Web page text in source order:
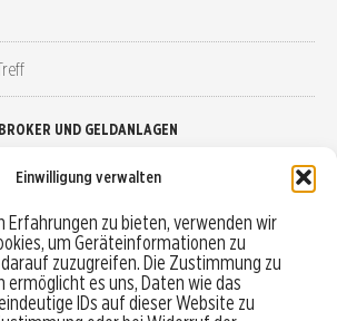
Einwilligung verwalten
Erfahrungen zu bieten, verwenden wir
um Geräteinformationen zu
zuzugreifen. Die Zustimmung zu
ermöglicht es uns, Daten wie das
IDs auf dieser Website zu
BROKER UND GELDANLAGEN